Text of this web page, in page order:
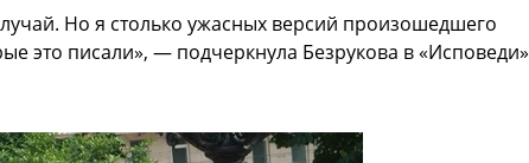
Но я столько ужасных версий произошедшего
это писали», — подчеркнула Безрукова в «Исповеди»